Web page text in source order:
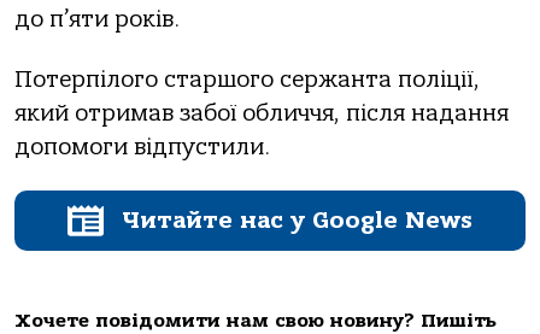
до п’яти років.
Потерпілого старшого сержанта поліції,
який отримав забої обличчя, після надання
допомоги відпустили.
Читайте нас у Google News
Хочете повідомити нам свою новину? Пишіть